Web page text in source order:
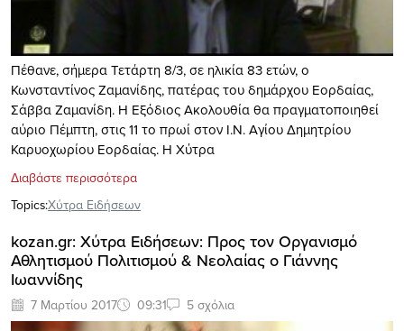
Πέθανε, σήμερα Τετάρτη 8/3, σε ηλικία 83 ετών, ο
Κωνσταντίνος Ζαμανίδης, πατέρας του δημάρχου Εορδαίας,
Σάββα Ζαμανίδη. Η Εξόδιος Ακολουθία θα πραγματοποιηθεί
αύριο Πέμπτη, στις 11 το πρωί στον Ι.Ν. Αγίου Δημητρίου
Καρυοχωρίου Εορδαίας. Η Χύτρα
Διαβάστε περισσότερα
Topics:Xύτρα Ειδήσεων
kozan.gr: Χύτρα Ειδήσεων: Προς τον Οργανισμό
Αθλητισμού Πολιτισμού & Νεολαίας ο Γιάννης
Ιωαννίδης
7 Μαρτίου 2017 09:31 5 σχόλια